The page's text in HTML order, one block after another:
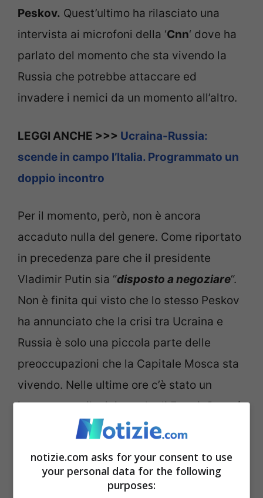
Peskov. Quest’ultimo ha rilasciato una
intervista ai microfoni della ‘Cnn‘ dove ha
parlato del momento che sta vivendo la
Russia che potrebbe attaccare ed
invadere i nemici da un momento all’altro.
LEGGI ANCHE >>> Ucraina-Russia:
scende in campo l’Italia. Programmato un
doppio incontro
Per il momento, però, non è ancora
accaduto nulla del genere. Come riportato
in precedenza pare che il presidente
Vladimir Putin sia “disposto a negoziare“.
Non è finita qui visto che lo stesso Peskov
ha annunciato che la crisi tra Ucraina e
Russia è solo una piccola parte delle
preoccupazioni che la Capitale Mosca sta
vivendo. Nelle ultime ore c’è stato un
incontro con il ministro degli Esteri,Sergei
. Quest’ultimo ha detto a Putin che
dialogo diplomatico con l’Occidente.
notizie.com asks for your consent to use
your personal data for the following
purposes: